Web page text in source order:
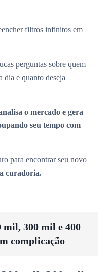
filtros infinitos em
perguntas sobre quem
dia e quanto deseja
o mercado e gera
seu tempo com
para encontrar seu novo
curadoria.
mil, 300 mil e 400
complicação